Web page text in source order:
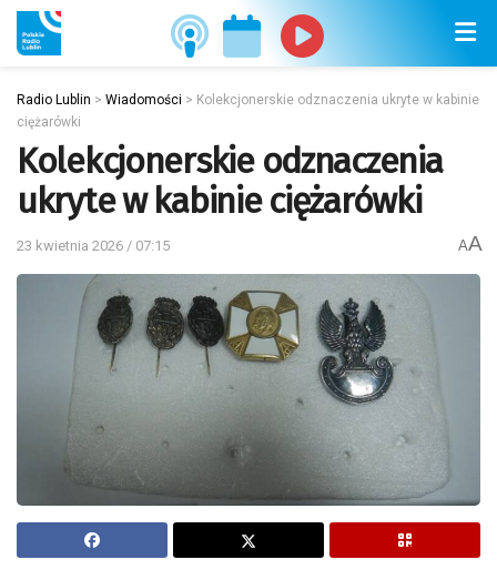
Radio Lublin > Wiadomości > Kolekcjonerskie odznaczenia ukryte w kabinie
ciężarówki
Kolekcjonerskie odznaczenia
ukryte w kabinie ciężarówki
23 kwietnia 2026 / 07:15 AA